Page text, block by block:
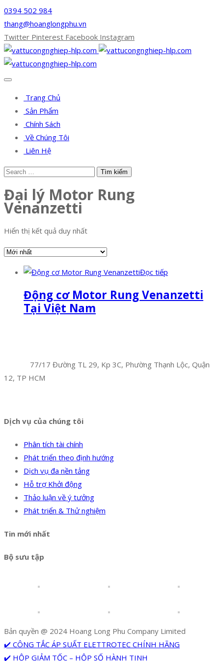
0394 502 984
thang@hoanglongphu.vn
Twitter Pinterest Facebook Instagram
Trang Chủ
Sản Phẩm
Chính Sách
Về Chúng Tôi
Liên Hệ
Đại lý Motor Rung
Venanzetti
Hiển thị kết quả duy nhất
Đọc tiếp
Động cơ Motor Rung Venanzetti
Tại Việt Nam
77/17 Đường TL 29, Kp 3C, Phường Thạnh Lộc, Quận
12, TP HCM
Dịch vụ của chúng tôi
Phân tích tài chính
Phát triển theo định hướng
Dịch vụ đa nền tảng
Hỗ trợ Khởi động
Thảo luận về ý tưởng
Phát triển & Thử nghiệm
Tin mới nhất
Bộ sưu tập
Bản quyền @ 2024 Hoang Long Phu Company Limited
✔️ CÔNG TẮC ÁP SUẤT ELETTROTEC CHÍNH HÃNG
✔️ HỘP GIẢM TỐC – HỘP SỐ HÀNH TINH